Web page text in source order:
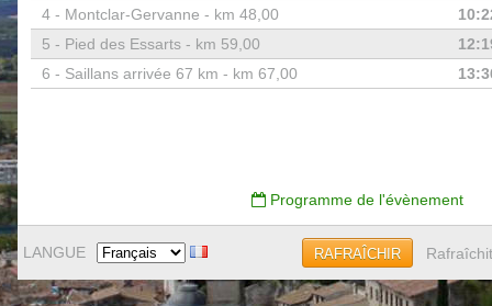
4 - Montclar-Gervanne - km 48,00
5 - Pied des Essarts - km 59,00
6 - Saillans arrivée 67 km - km 67,00
Programme de l'évènement
LANGUE RAFRAÎCHIR